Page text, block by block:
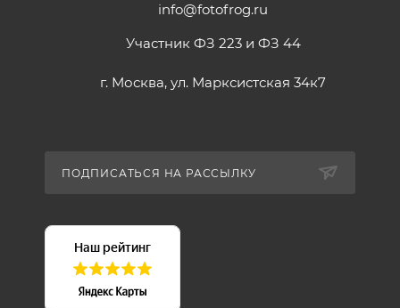
info@fotofrog.ru
Участник ФЗ 223 и ФЗ 44
г. Москва, ул. Марксистская 34к7
ПОДПИСАТЬСЯ НА РАССЫЛКУ